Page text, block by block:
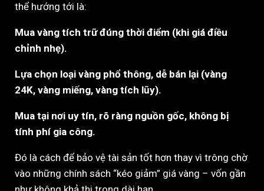
thể hướng tới là:
Mua vàng tích trữ đúng thời điểm (khi giá điều
chỉnh nhẹ).
Lựa chọn loại vàng phổ thông, dễ bán lại (vàng
24K, vàng miếng, vàng tích lũy).
Mua tại nơi uy tín, rõ ràng nguồn gốc, không bị
tính phí gia công.
Đó là cách để bảo vệ tài sản tốt hơn thay vì trông chờ
vào những chính sách “kéo giảm” giá vàng – vốn gần